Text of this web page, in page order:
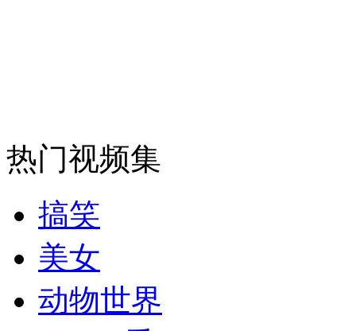
消防员救轻生者 花炮节热闹非凡
纽约上演“枕头大战”
司机酒驾遇交警 急速倒车逃窜
热门视频集
搞笑
美女
动物世界